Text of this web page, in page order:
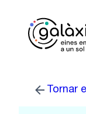
Tornar